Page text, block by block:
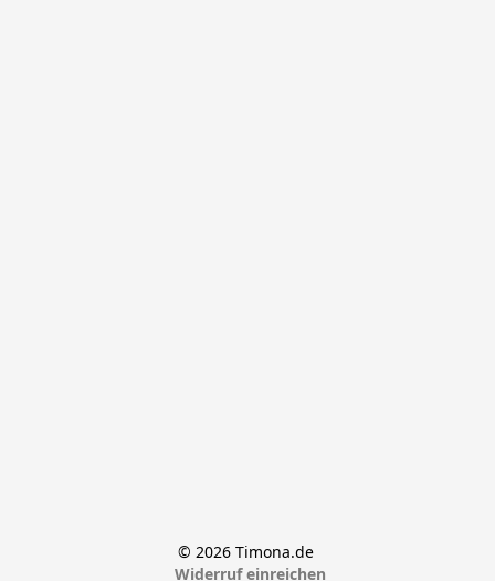
© 2026 Timona.de
Widerruf einreichen